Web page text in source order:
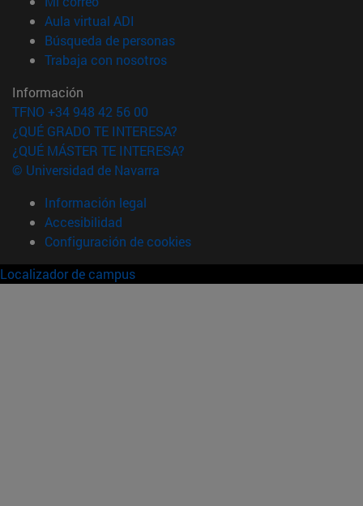
Aula virtual ADI
Búsqueda de personas(abre en nueva ventana)
Trabaja con nosotros(abre en nueva ventana)
Información
TFNO +34 948 42 56 00
¿QUÉ GRADO TE INTERESA?
¿QUÉ MÁSTER TE INTERESA?
© Universidad de Navarra
Información legal
Accesibilidad
Configuración de cookies
Localizador de campus